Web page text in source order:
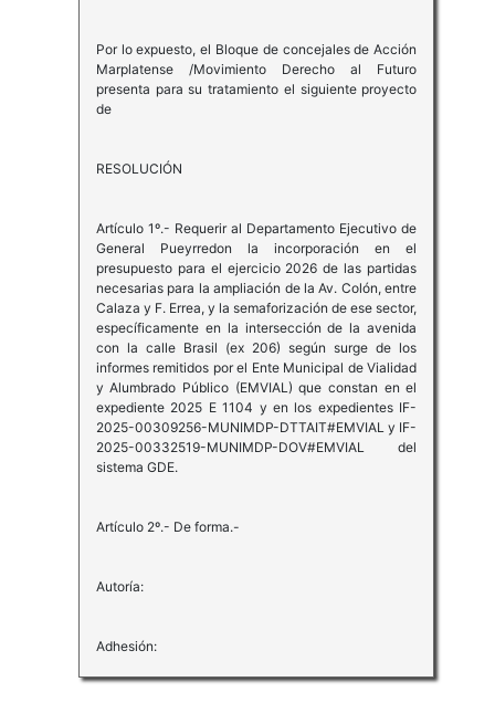
Por lo expuesto, el Bloque de concejales de Acción
Marplatense /Movimiento Derecho al Futuro
presenta para su tratamiento el siguiente proyecto
de
RESOLUCIÓN
Artículo 1º.- Requerir al Departamento Ejecutivo de
General Pueyrredon la incorporación en el
presupuesto para el ejercicio 2026 de las partidas
necesarias para la ampliación de la Av. Colón, entre
Calaza y F. Errea, y la semaforización de ese sector,
específicamente en la intersección de la avenida
con la calle Brasil (ex 206) según surge de los
informes remitidos por el Ente Municipal de Vialidad
y Alumbrado Público (EMVIAL) que constan en el
expediente 2025 E 1104 y en los expedientes IF-
2025-00309256-MUNIMDP-DTTAIT#EMVIAL y IF-
2025-00332519-MUNIMDP-DOV#EMVIAL del
sistema GDE.
Artículo 2º.- De forma.-
Autoría:
Adhesión: